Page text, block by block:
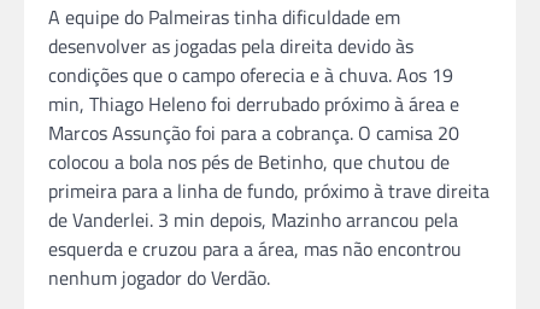
A equipe do Palmeiras tinha dificuldade em
desenvolver as jogadas pela direita devido às
condições que o campo oferecia e à chuva. Aos 19
min, Thiago Heleno foi derrubado próximo à área e
Marcos Assunção foi para a cobrança. O camisa 20
colocou a bola nos pés de Betinho, que chutou de
primeira para a linha de fundo, próximo à trave direita
de Vanderlei. 3 min depois, Mazinho arrancou pela
esquerda e cruzou para a área, mas não encontrou
nenhum jogador do Verdão.